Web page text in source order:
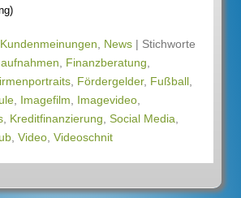
Kundenmeinungen News | Stichworte
Finanzberatung
Fördergelder, Fußball
Imagefilm Imagevideo
Kreditfinanzierung Social Media
Video Videoschnit